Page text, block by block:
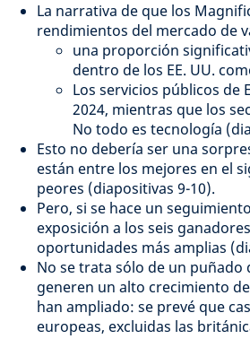
La narrativa de que los
rendimientos del mercado de
una proporción
dentro de los EE. UU.
Los servicios públicos de
2024, mientras que los
No todo es tecnología
Esto no debería ser una
están entre los mejores en el
peores (diapositivas 9-10).
Pero, si se hace un
exposición a los seis
oportunidades más amplias
No se trata sólo de un puñado
generen un alto crecimiento
han ampliado: se prevé que
europeas, excluidas las